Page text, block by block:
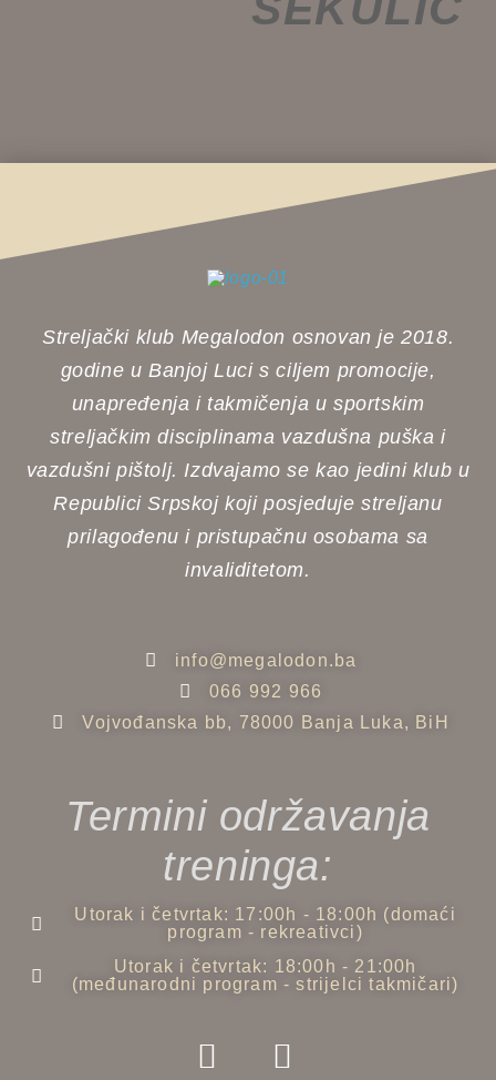
Streljački klub Megalodon osnovan je 2018.
godine u Banjoj Luci s ciljem promocije,
unapređenja i takmičenja u sportskim
streljačkim disciplinama vazdušna puška i
vazdušni pištolj. Izdvajamo se kao jedini klub u
Republici Srpskoj koji posjeduje streljanu
prilagođenu i pristupačnu osobama sa
invaliditetom.
info@megalodon.ba
066 992 966
Vojvođanska bb, 78000 Banja Luka, BiH
Termini održavanja
treninga:
Utorak i četvrtak: 17:00h - 18:00h (domaći
program - rekreativci)
Utorak i četvrtak: 18:00h - 21:00h
(međunarodni program - strijelci takmičari)